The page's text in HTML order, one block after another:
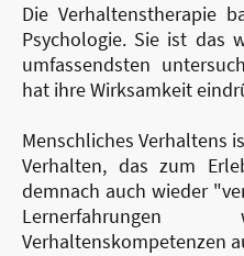
Die Verhaltenstherapie
Psychologie. Sie ist das
umfassendsten
hat ihre Wirksamkeit
Menschliches Verhaltens
Verhalten, das zum
demnach auch wieder
Lernerfahrungen
Verhaltenskompetenzen